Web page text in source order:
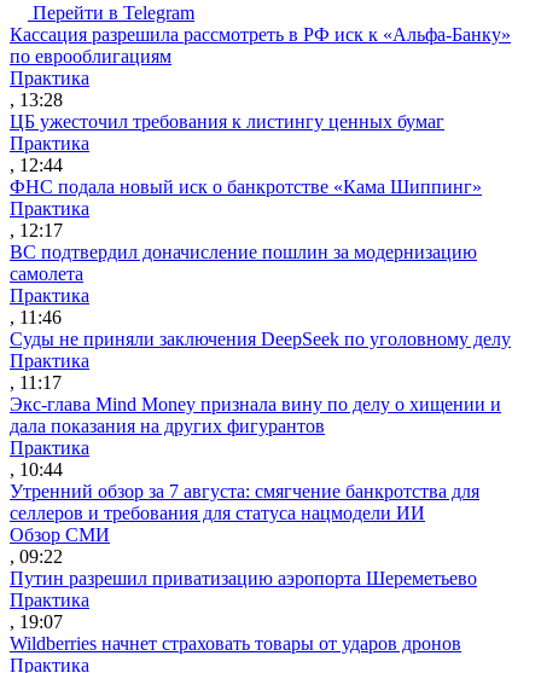
Перейти в Telegram
Кассация разрешила рассмотреть в РФ иск к «Альфа-Банку»
по еврооблигациям
Практика
, 13:28
ЦБ ужесточил требования к листингу ценных бумаг
Практика
, 12:44
ФНС подала новый иск о банкротстве «Кама Шиппинг»
Практика
, 12:17
ВС подтвердил доначисление пошлин за модернизацию
самолета
Практика
, 11:46
Суды не приняли заключения DeepSeek по уголовному делу
Практика
, 11:17
Экс-глава Mind Money признала вину по делу о хищении и
дала показания на других фигурантов
Практика
, 10:44
Утренний обзор за 7 августа: смягчение банкротства для
селлеров и требования для статуса нацмодели ИИ
Обзор СМИ
, 09:22
Путин разрешил приватизацию аэропорта Шереметьево
Практика
, 19:07
Wildberries начнет страховать товары от ударов дронов
Практика